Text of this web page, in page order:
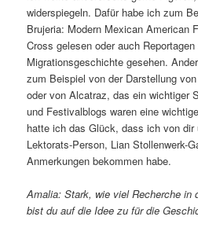
widerspiegeln. Dafür habe ich zum
Brujeria: Modern Mexican American
Cross gelesen oder auch
Migrationsgeschichte gesehen.
zum Beispiel von der Darstellung
oder von Alcatraz, das ein wichtiger
und Festivalblogs waren eine
hatte ich das Glück, dass ich von dir
Lektorats-Person, Lian Stollenwerk-
Anmerkungen bekommen habe.
Amalia: Stark, wie viel Recherche in
bist du auf die Idee zu für die